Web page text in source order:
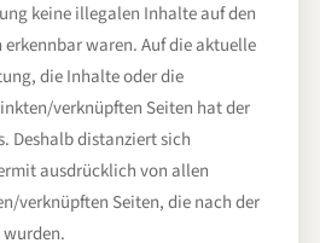
keine illegalen Inhalte auf den
waren. Auf die aktuelle
die Inhalte oder die
verknüpften Seiten hat der
Deshalb distanziert sich
ausdrücklich von allen
verknüpften Seiten, die nach der